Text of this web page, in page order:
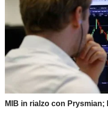
MIB in rialzo con Prysmian;